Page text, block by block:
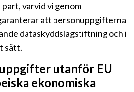
varvid vi genom
att personuppgifterna
dataskyddslagstiftning och i
sätt.
utanför EU
ekonomiska